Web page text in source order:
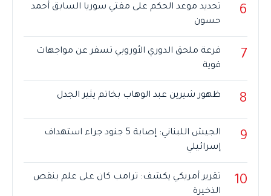
6
تحديد موعد الحكم على مفتي سوريا السابق أحمد
حسون
7
قرعة ملحق الدوري الأوروبي تسفر عن مواجهات
قوية
8 ظهور شيرين عبد الوهاب بخاتم يثير الجدل
9
الجيش اللبناني: إصابة 5 جنود جراء استهداف
إسرائيلي
10
تقرير أمريكي يكشف: ترامب كان على علم بنقص
الذخيرة